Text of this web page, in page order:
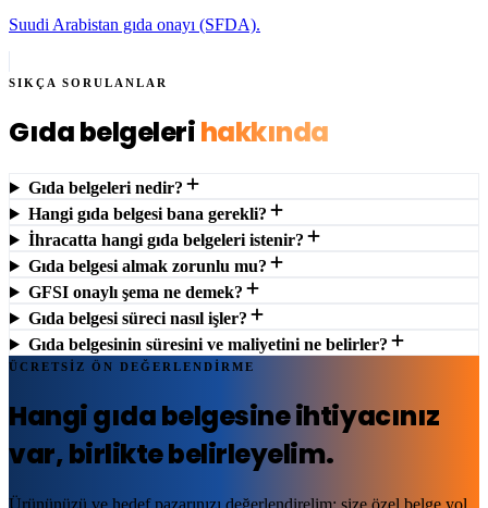
Suudi Arabistan gıda onayı (SFDA).
SIKÇA SORULANLAR
Gıda belgelerihakkında
Gıda belgeleri nedir?
Hangi gıda belgesi bana gerekli?
İhracatta hangi gıda belgeleri istenir?
Gıda belgesi almak zorunlu mu?
GFSI onaylı şema ne demek?
Gıda belgesi süreci nasıl işler?
Gıda belgesinin süresini ve maliyetini ne belirler?
ÜCRETSİZ ÖN DEĞERLENDİRME
Hangi gıda belgesine ihtiyacınız
var,birlikte belirleyelim.
Ürününüzü ve hedef pazarınızı değerlendirelim; size özel belge yol